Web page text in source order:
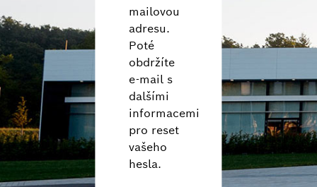
русский (ru)
中文 (zh)
mailovou
adresu.
Poté
obdržíte
e-mail s
dalšími
informacemi
pro reset
vašeho
hesla.